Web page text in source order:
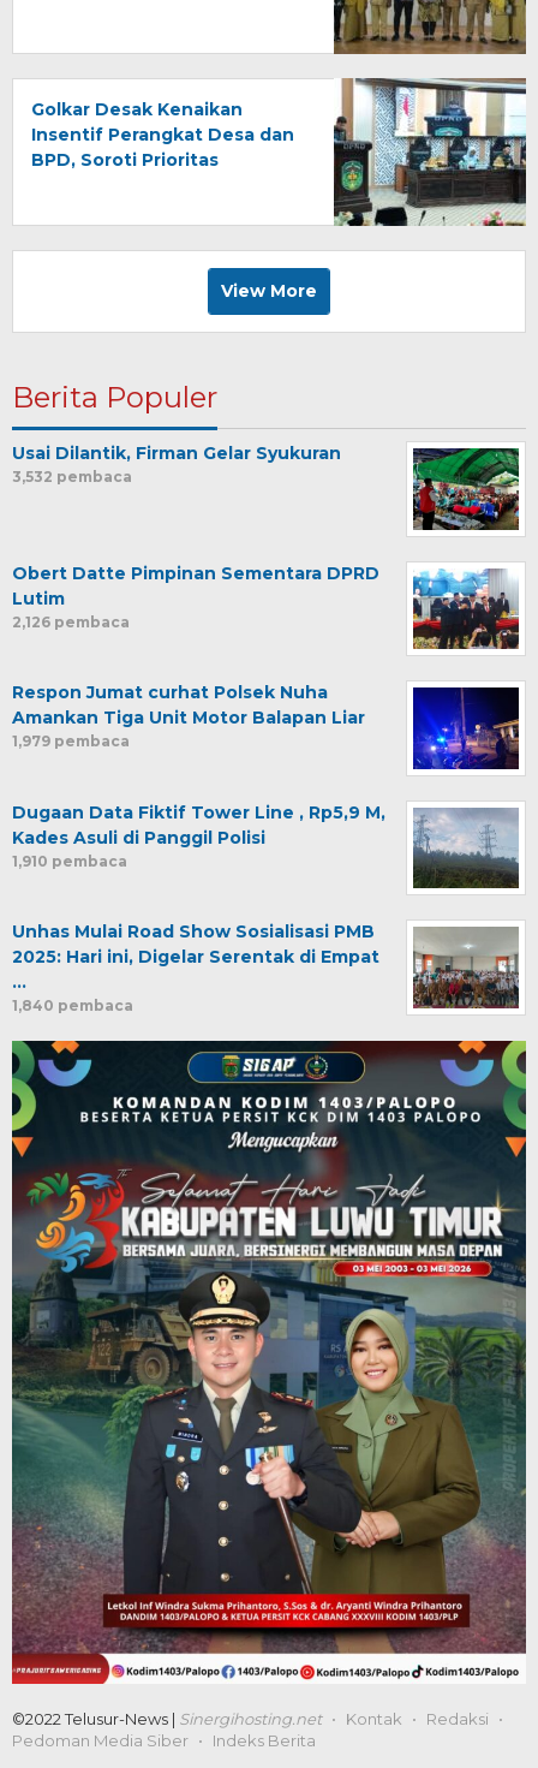
Golkar Desak Kenaikan
Insentif Perangkat Desa dan
BPD, Soroti Prioritas
View More
Berita Populer
Usai Dilantik, Firman Gelar Syukuran
3,532 pembaca
Obert Datte Pimpinan Sementara DPRD
Lutim
2,126 pembaca
Respon Jumat curhat Polsek Nuha
Amankan Tiga Unit Motor Balapan Liar
1,979 pembaca
Dugaan Data Fiktif Tower Line , Rp5,9 M,
Kades Asuli di Panggil Polisi
1,910 pembaca
Unhas Mulai Road Show Sosialisasi PMB
2025: Hari ini, Digelar Serentak di Empat
…
1,840 pembaca
©2022 Telusur-News | Sinergihosting.net Kontak
Redaksi
Pedoman Media Siber
Indeks Berita